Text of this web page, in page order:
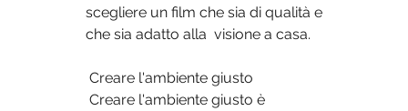
scegliere un film che sia di qualità e
che sia adatto alla  visione a casa.
Creare l'ambiente giusto